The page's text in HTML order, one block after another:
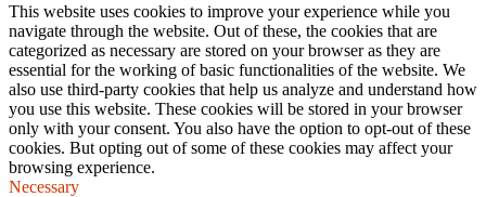
This website uses cookies to improve your experience while you
navigate through the website. Out of these, the cookies that are
categorized as necessary are stored on your browser as they are
essential for the working of basic functionalities of the website. We
also use third-party cookies that help us analyze and understand how
you use this website. These cookies will be stored in your browser
only with your consent. You also have the option to opt-out of these
cookies. But opting out of some of these cookies may affect your
browsing experience.
Necessary